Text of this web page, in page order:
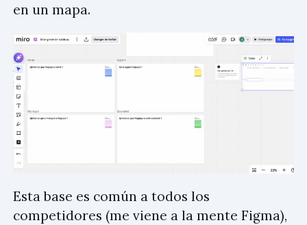
en un mapa.
Esta base es común a todos los
competidores (me viene a la mente Figma),